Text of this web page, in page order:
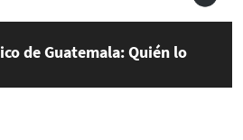
de Guatemala: Quién lo